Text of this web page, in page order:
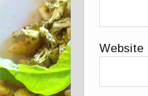
Website